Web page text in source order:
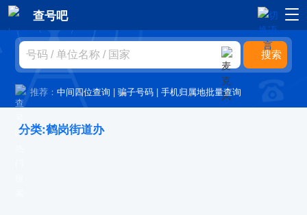
查号吧
推荐：中间四位查询 |骗子号码 |手机归属地批量查询
分类:鹤岗街道办